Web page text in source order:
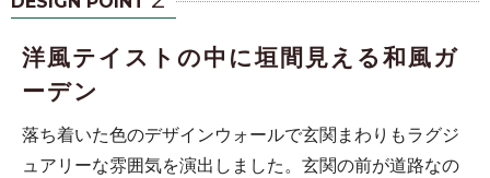
洋風テイストの中に垣間見える和風ガ
ーデン
落ち着いた色のデザインウォールで玄関まわりもラグジ
ュアリーな雰囲気を演出しました。玄関の前が道路なの